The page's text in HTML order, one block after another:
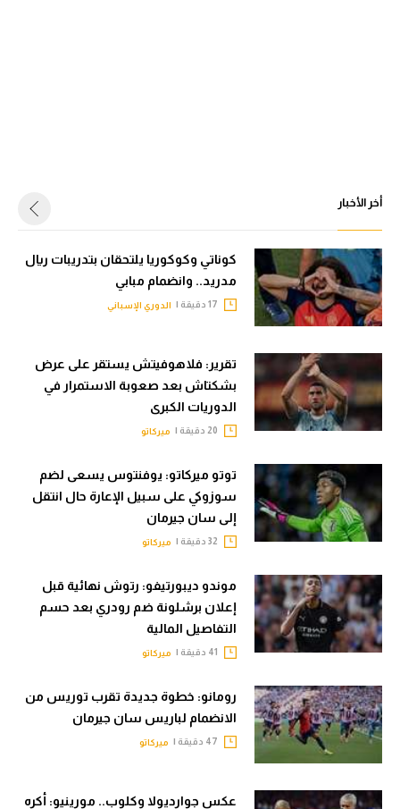
أخر الأخبار
كوناتي وكوكوريا يلتحقان بتدريبات ريال
مدريد.. وانضمام مبابي
الدوري الإسباني
تقرير: فلاهوفيتش يستقر على عرض
بشكتاش بعد صعوبة الاستمرار في
الدوريات الكبرى
ميركاتو
توتو ميركاتو: يوفنتوس يسعى لضم
سوزوكي على سبيل الإعارة حال انتقل
إلى سان جيرمان
ميركاتو
موندو ديبورتيفو: رتوش نهائية قبل
إعلان برشلونة ضم رودري بعد حسم
التفاصيل المالية
ميركاتو
رومانو: خطوة جديدة تقرب توريس من
الانضمام لباريس سان جيرمان
ميركاتو
عكس جوارديولا وكلوب.. مورينيو: أكره